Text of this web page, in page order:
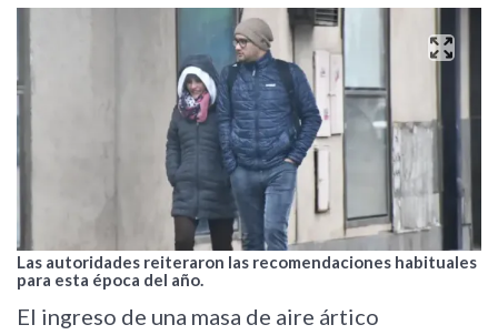
Las autoridades reiteraron las recomendaciones habituales
para esta época del año.
El ingreso de una masa de aire ártico